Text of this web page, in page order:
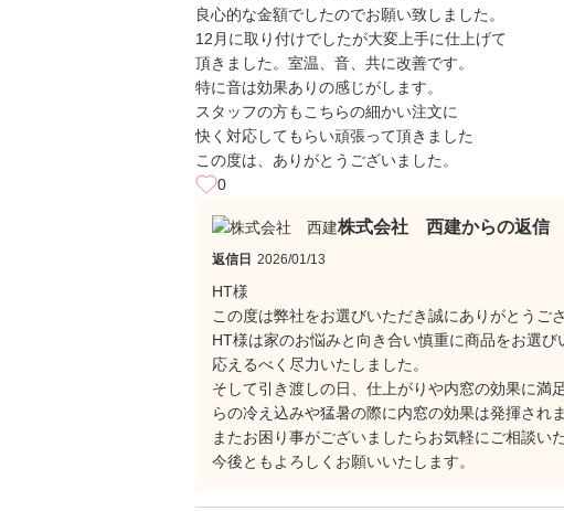
良心的な金額でしたのでお願い致しました。
12月に取り付けでしたが大変上手に仕上げて
頂きました。室温、音、共に改善です。
特に音は効果ありの感じがします。
スタッフの方もこちらの細かい注文に
快く対応してもらい頑張って頂きました
この度は、ありがとうございました。
0
株式会社 西建からの返信
返信日 2026/01/13
HT様
この度は弊社をお選びいただき誠にありがとうご
HT様は家のお悩みと向き合い慎重に商品をお選
応えるべく尽力いたしました。
そして引き渡しの日、仕上がりや内窓の効果に満
らの冷え込みや猛暑の際に内窓の効果は発揮され
またお困り事がございましたらお気軽にご相談い
今後ともよろしくお願いいたします。